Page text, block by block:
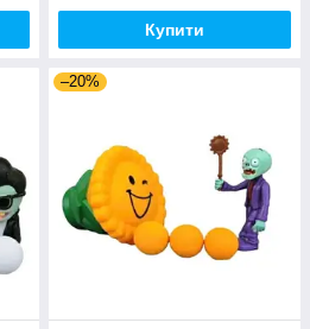
Купити
–20%